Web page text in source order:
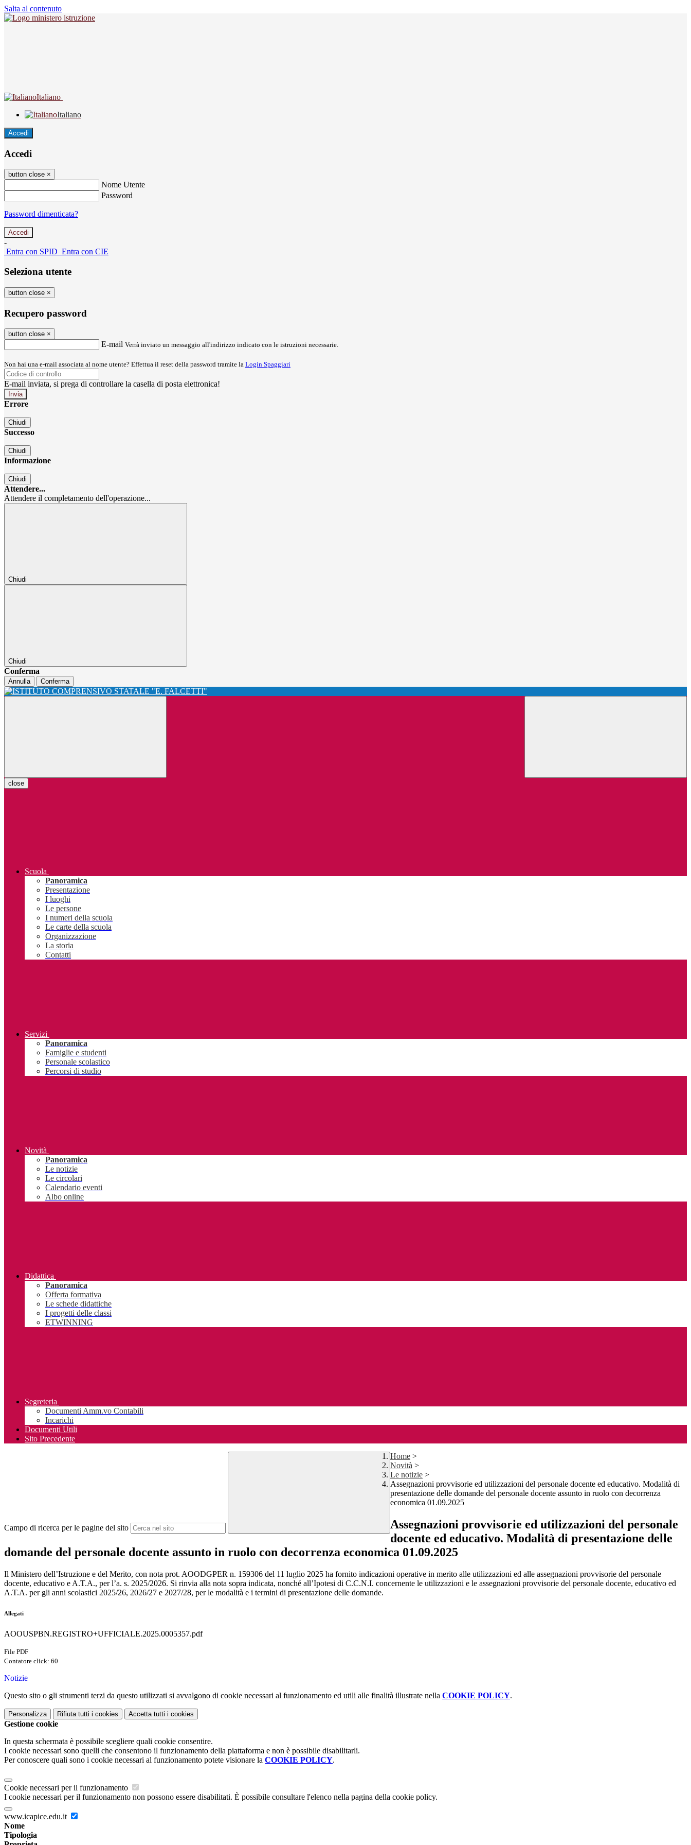
Salta al contenuto
Italiano
Italiano
Accedi
Accedi
button close ×
Nome Utente
Password
Password dimenticata?
-
Entra con SPID Entra con CIE
Seleziona utente
button close ×
Recupero password
button close ×
E-mail Verrà inviato un messaggio all'indirizzo indicato con le istruzioni necessarie.
Non hai una e-mail associata al nome utente? Effettua il reset della password tramite la Login Spaggiari
E-mail inviata, si prega di controllare la casella di posta elettronica!
Errore
Chiudi
Successo
Chiudi
Informazione
Chiudi
Attendere...
Attendere il completamento dell'operazione...
Chiudi
Chiudi
Conferma
Annulla Conferma
close
Scuola
Panoramica
Presentazione
I luoghi
Le persone
I numeri della scuola
Le carte della scuola
Organizzazione
La storia
Contatti
Servizi
Panoramica
Famiglie e studenti
Personale scolastico
Percorsi di studio
Novità
Panoramica
Le notizie
Le circolari
Calendario eventi
Albo online
Didattica
Panoramica
Offerta formativa
Le schede didattiche
I progetti delle classi
ETWINNING
Segreteria
Documenti Amm.vo Contabili
Incarichi
Documenti Utili
Sito Precedente
Campo di ricerca per le pagine del sito
Home >
Novità >
Le notizie >
Assegnazioni provvisorie ed utilizzazioni del personale docente ed educativo. Modalità di
presentazione delle domande del personale docente assunto in ruolo con decorrenza
economica 01.09.2025
Assegnazioni provvisorie ed utilizzazioni del personale
docente ed educativo. Modalità di presentazione delle
domande del personale docente assunto in ruolo con decorrenza economica 01.09.2025
Il Ministero dell’Istruzione e del Merito, con nota prot. AOODGPER n. 159306 del 11 luglio 2025 ha fornito indicazioni operative in merito alle utilizzazioni ed alle assegnazioni provvisorie del personale
docente, educativo e A.T.A., per l’a. s. 2025/2026. Si rinvia alla nota sopra indicata, nonché all’Ipotesi di C.C.N.I. concernente le utilizzazioni e le assegnazioni provvisorie del personale docente, educativo ed
A.T.A. per gli anni scolastici 2025/26, 2026/27 e 2027/28, per le modalità e i termini di presentazione delle domande.
Allegati
AOOUSPBN.REGISTRO+UFFICIALE.2025.0005357.pdf
File PDF
Contatore click: 60
Notizie
Questo sito o gli strumenti terzi da questo utilizzati si avvalgono di cookie necessari al funzionamento ed utili alle finalità illustrate nella COOKIE POLICY.
Personalizza Rifiuta tutti i cookies Accetta tutti i cookies
Gestione cookie
In questa schermata è possibile scegliere quali cookie consentire.
I cookie necessari sono quelli che consentono il funzionamento della piattaforma e non è possibile disabilitarli.
Per conoscere quali sono i cookie necessari al funzionamento potete visionare la COOKIE POLICY.
Cookie necessari per il funzionamento
I cookie necessari per il funzionamento non possono essere disabilitati. È possibile consultare l'elenco nella pagina della cookie policy.
www.icapice.edu.it
Nome
Tipologia